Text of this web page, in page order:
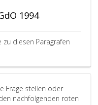
1994
diesen Paragrafen
Frage stellen oder
nachfolgenden roten